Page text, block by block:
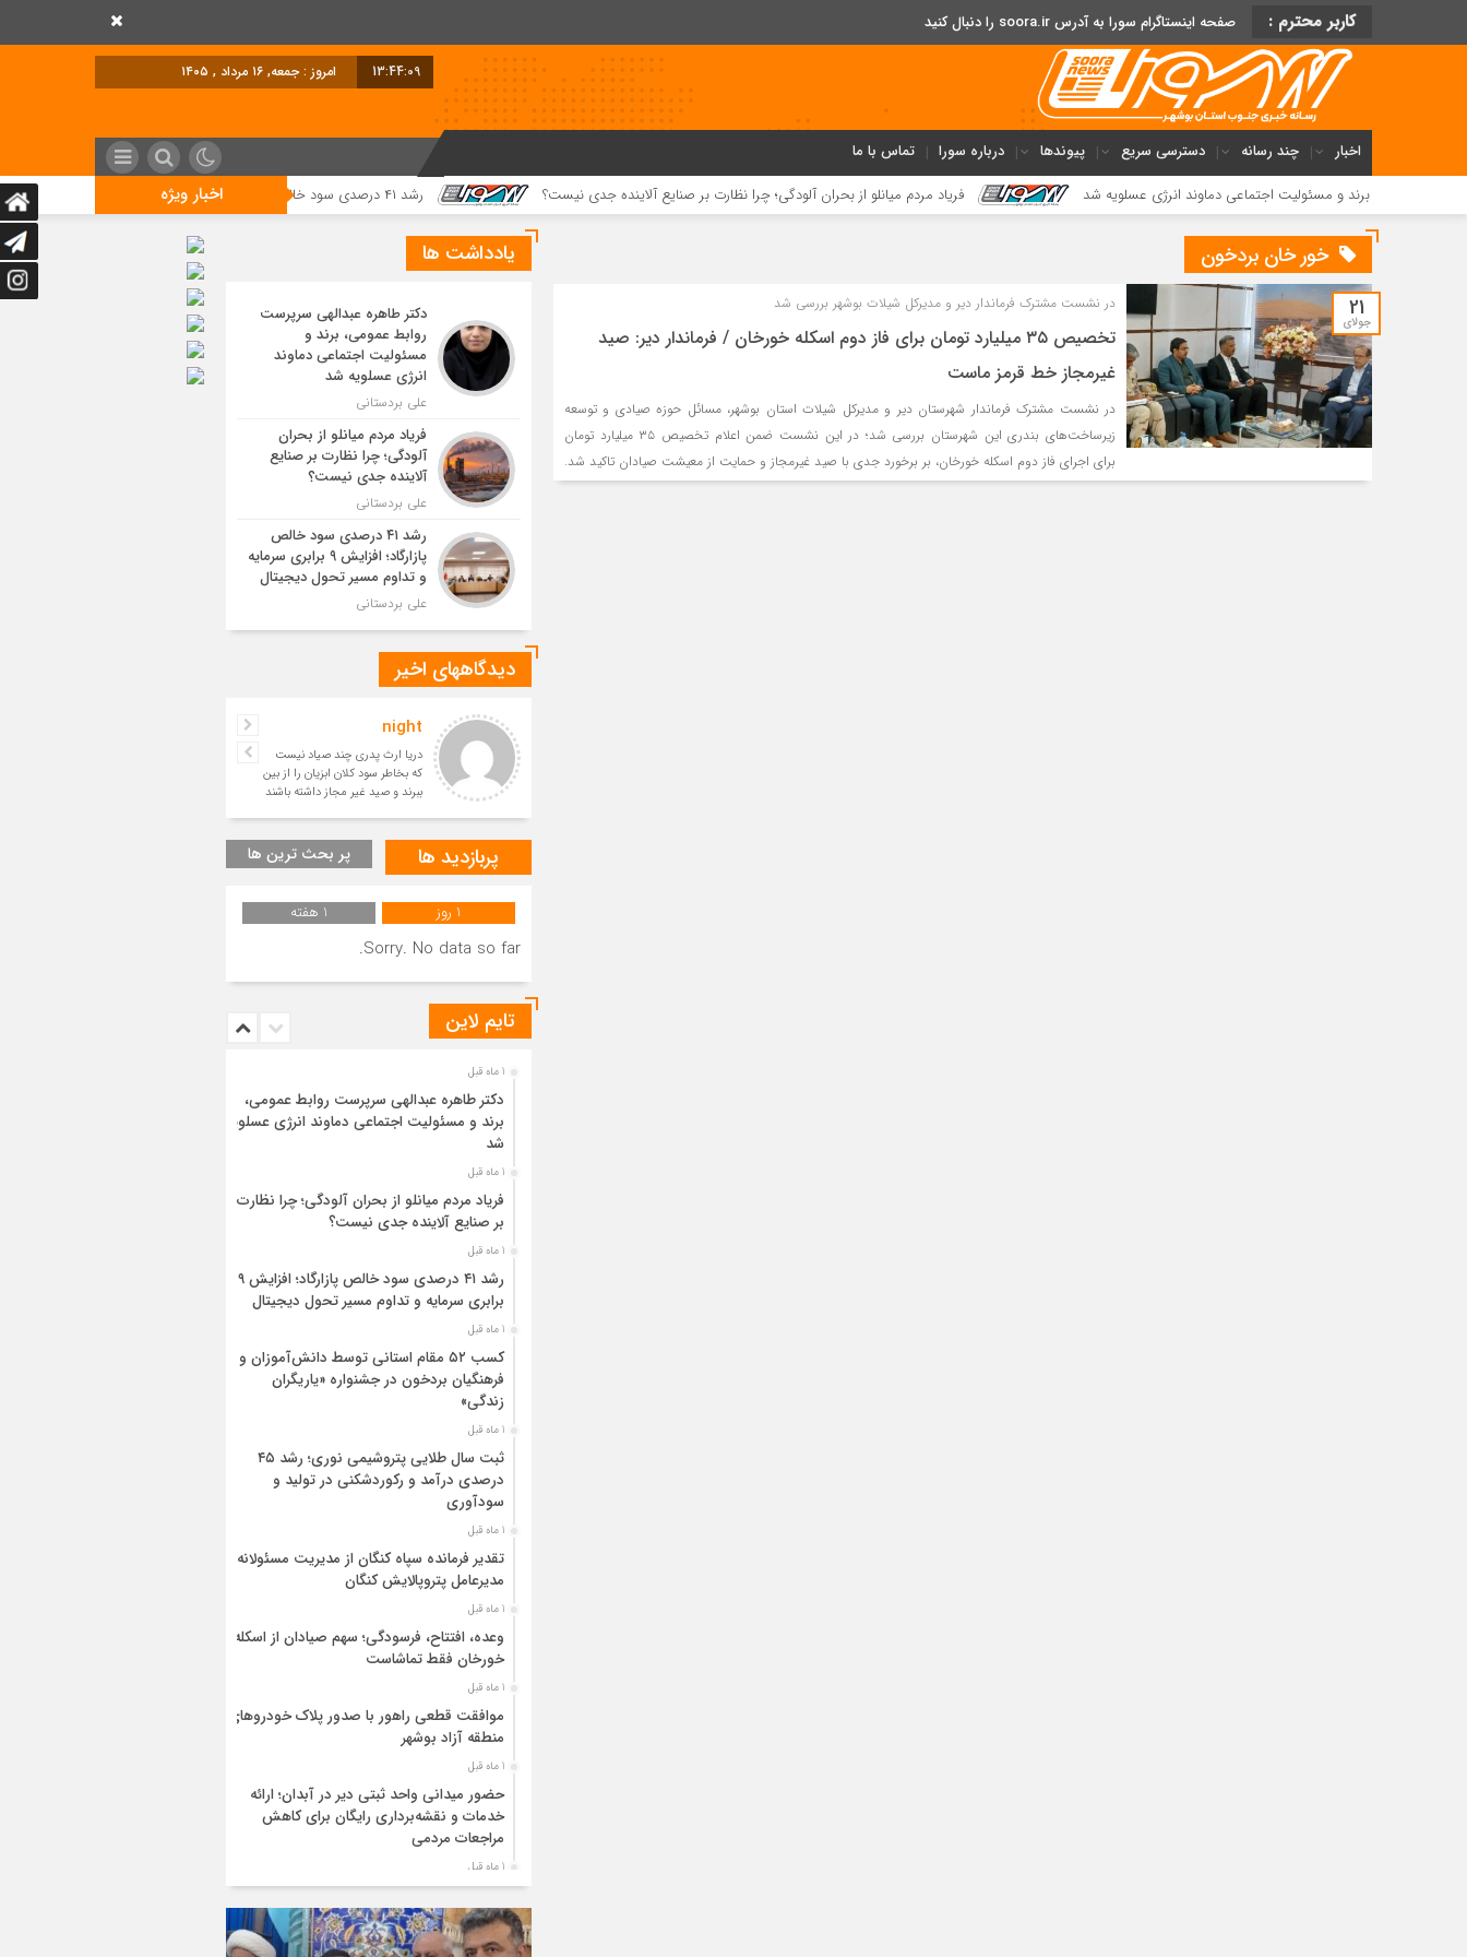
کاربر محترم : صفحه اینستاگرام سورا به آدرس soora.ir را دنبال کنید
13:44:10 امروز : جمعه, ۱۶ مرداد , ۱۴۰۵
اخبار چند رسانه دسترسی سریع پیوندها درباره سورا تماس با ما
اخبار ویژه و مسئولیت اجتماعی دماوند انرژی عسلویه شد فریاد مردم میانلو از بحران آلودگی؛ چرا نظارت بر صنایع آلاینده جدی نیست؟ رشد ۴۱ درصدی سود خالص پازارگاد؛ افزایش ۹ برابری سرمایه و تداوم مسیر تحول دیجیتال
خور خان بردخون
21
جولای
در نشست مشترک فرماندار دیر و مدیرکل شیلات بوشهر بررسی شد
تخصیص ۳۵ میلیارد تومان برای فاز دوم اسکله خورخان / فرماندار دیر: صید
غیرمجاز خط قرمز ماست
در نشست مشترک فرماندار شهرستان دیر و مدیرکل شیلات استان بوشهر، مسائل حوزه صیادی و توسعه
زیرساخت‌های بندری این شهرستان بررسی شد؛ در این نشست ضمن اعلام تخصیص ۳۵ میلیارد تومان
برای اجرای فاز دوم اسکله خورخان، بر برخورد جدی با صید غیرمجاز و حمایت از معیشت صیادان تاکید شد.
یادداشت ها
دکتر طاهره عبدالهی سرپرست
روابط عمومی، برند و
مسئولیت اجتماعی دماوند
انرژی عسلویه شد
علی بردستانی
فریاد مردم میانلو از بحران
آلودگی؛ چرا نظارت بر صنایع
آلاینده جدی نیست؟
علی بردستانی
رشد ۴۱ درصدی سود خالص
پازارگاد؛ افزایش ۹ برابری سرمایه
و تداوم مسیر تحول دیجیتال
علی بردستانی
دیدگاههای اخیر
night
دریا ارث پدری چند صیاد نیست
که بخاطر سود کلان ابزیان را از بین
ببرند و صید غیر مجاز داشته باشند
پربازدید ها پر بحث ترین ها
1 روز 1 هفته
Sorry. No data so far.
تایم لاین
1 ماه قبل
دکتر طاهره عبدالهی سرپرست روابط عمومی،
برند و مسئولیت اجتماعی دماوند انرژی عسلویه
شد
1 ماه قبل
فریاد مردم میانلو از بحران آلودگی؛ چرا نظارت
بر صنایع آلاینده جدی نیست؟
1 ماه قبل
رشد ۴۱ درصدی سود خالص پازارگاد؛ افزایش ۹
برابری سرمایه و تداوم مسیر تحول دیجیتال
1 ماه قبل
کسب ۵۲ مقام استانی توسط دانش‌آموزان و
فرهنگیان بردخون در جشنواره «یاریگران
زندگی»
1 ماه قبل
ثبت سال طلایی پتروشیمی نوری؛ رشد ۴۵
درصدی درآمد و رکوردشکنی در تولید و
سودآوری
1 ماه قبل
تقدیر فرمانده سپاه کنگان از مدیریت مسئولانه
مدیرعامل پتروپالایش کنگان
1 ماه قبل
وعده، افتتاح، فرسودگی؛ سهم صیادان از اسکله
خورخان فقط تماشاست
1 ماه قبل
موافقت قطعی راهور با صدور پلاک خودروهای
منطقه آزاد بوشهر
1 ماه قبل
حضور میدانی واحد ثبتی دیر در آبدان؛ ارائه
خدمات و نقشه‌برداری رایگان برای کاهش
مراجعات مردمی
1 ماه قبل
بوشهر منصوب شد
1 ماه قبل